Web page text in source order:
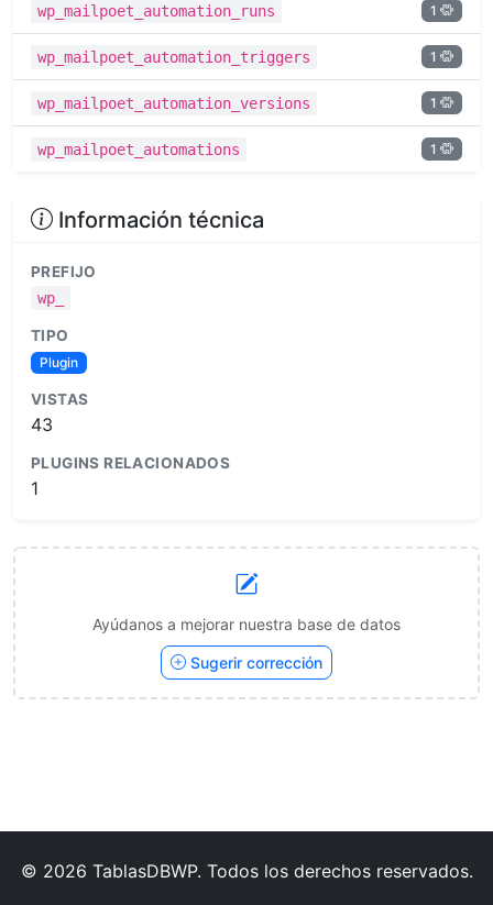
wp_mailpoet_automation_runs 1
wp_mailpoet_automation_triggers 1
wp_mailpoet_automation_versions 1
wp_mailpoet_automations 1
Información técnica
PREFIJO
wp_
TIPO
Plugin
VISTAS
43
PLUGINS RELACIONADOS
1
Ayúdanos a mejorar nuestra base de datos
Sugerir corrección
© 2026 TablasDBWP. Todos los derechos reservados.